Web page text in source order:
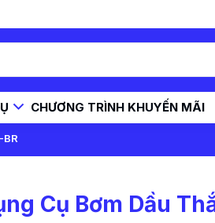
CHƯƠNG TRÌNH KHUYẾN MÃI
BR
Cụ Bơm Dầu